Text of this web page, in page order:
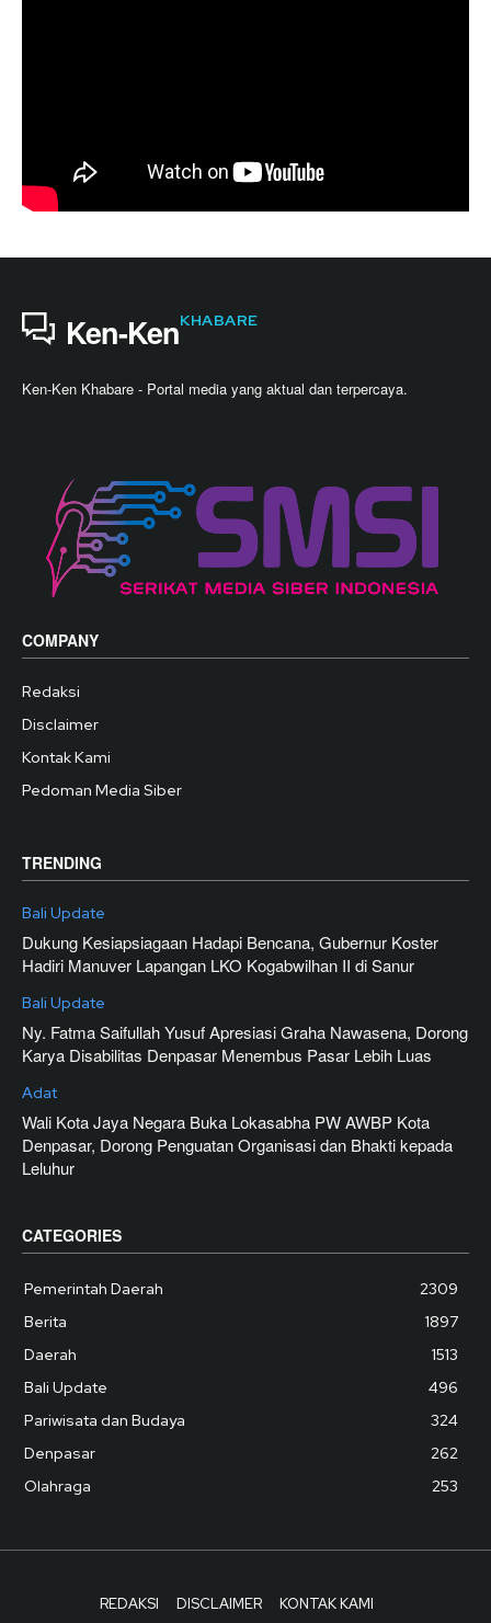
Ken-KenKHABARE
Ken-Ken Khabare - Portal media yang aktual dan terpercaya.
COMPANY
Redaksi
Disclaimer
Kontak Kami
Pedoman Media Siber
TRENDING
Bali Update
Dukung Kesiapsiagaan Hadapi Bencana, Gubernur Koster
Hadiri Manuver Lapangan LKO Kogabwilhan II di Sanur
Bali Update
Ny. Fatma Saifullah Yusuf Apresiasi Graha Nawasena, Dorong
Karya Disabilitas Denpasar Menembus Pasar Lebih Luas
Adat
Wali Kota Jaya Negara Buka Lokasabha PW AWBP Kota
Denpasar, Dorong Penguatan Organisasi dan Bhakti kepada
Leluhur
CATEGORIES
Pemerintah Daerah
2309
Berita
1897
Daerah
1513
Bali Update
496
Pariwisata dan Budaya
324
Denpasar
262
Olahraga
253
REDAKSI DISCLAIMER KONTAK KAMI